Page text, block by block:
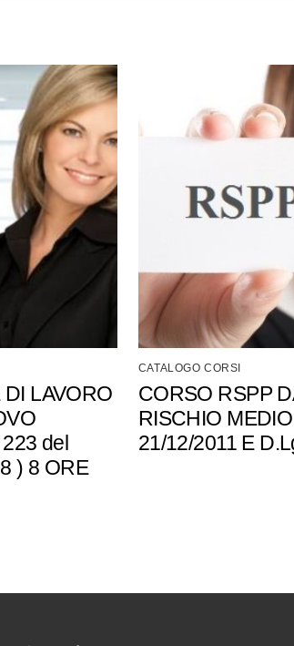
LAVORO
del
) 8 ORE
CATALOGO CORSI
CORSO RSPP
RISCHIO
21/12/2011 E